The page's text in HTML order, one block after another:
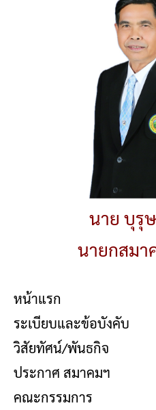
นาย บุรุ
นายกสมา
หน้าแรก
ระเบียบและข้อบังคับ
วิสัยทัศน์/พันธกิจ
ประกาศ สมาคมฯ
คณะกรรมการ